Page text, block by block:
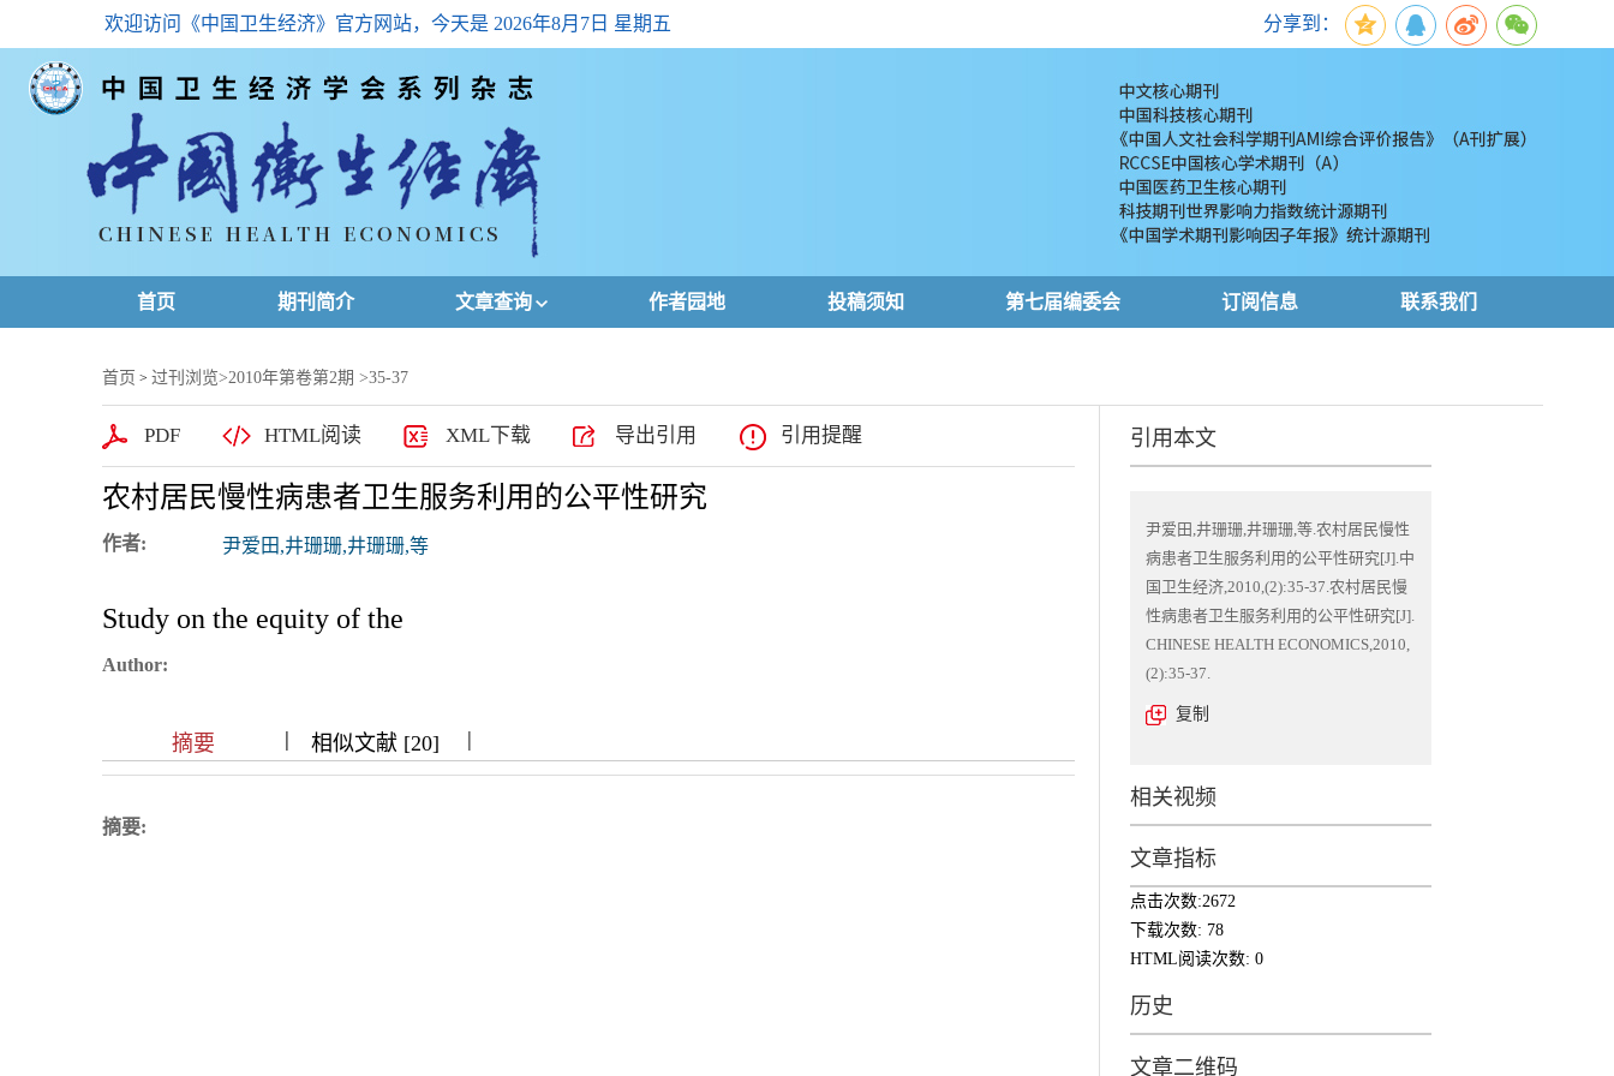
欢迎访问《中国卫生经济》官方网站，今天是 2026年8月7日 星期五 分享到：
首页 期刊简介 文章查询
高级查询
下载排名
作者园地 投稿须知 第七届编委会 订阅信息 联系我们
首页 > 过刊浏览>2010年第卷第2期 >35-37
PDF HTML阅读 XML下载 导出引用 引用提醒
农村居民慢性病患者卫生服务利用的公平性研究
作者: 尹爱田,井珊珊,井珊珊,等
Study on the equity of the
Author:
摘要 |||| 相似文献 [20] |||
摘要:
引用本文
尹爱田,井珊珊,井珊珊,等.农村居民慢性
病患者卫生服务利用的公平性研究[J].中
国卫生经济,2010,(2):35-37.农村居民慢
性病患者卫生服务利用的公平性研究[J].
CHINESE HEALTH ECONOMICS,2010,
(2):35-37.
复制
相关视频
文章指标
点击次数:2672
下载次数: 78
HTML阅读次数: 0
历史
文章二维码